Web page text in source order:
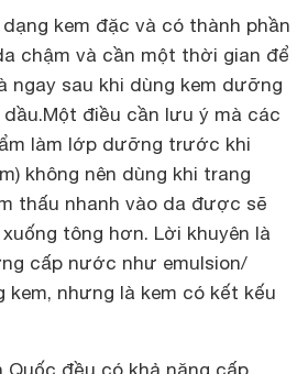
kem đặc và có thành phần
chậm và cần một thời gian để
ngay sau khi dùng kem dưỡng
điều cần lưu ý mà các
làm lớp dưỡng trước khi
không nên dùng khi trang
thấu nhanh vào da được sẽ
tông hơn. Lời khuyên là
cấp nước như emulsion/
nhưng là kem có kết kếu
đều có khả năng cấp